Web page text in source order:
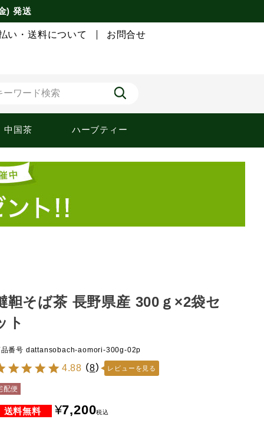
) 発送
い・送料について お問合せ
中国茶 ハーブティー
靼そば茶 長野県産 300ｇ×2袋セ
ト
番号 dattansobach-aomori-300g-02p
4.88 （8） レビューを見る
配便
¥7,200税込